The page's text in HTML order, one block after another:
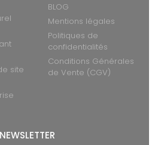
site
BLOG
Mentions légales
Politiques de
confidentialités
Conditions Générales
de Vente (CGV)
NEWSLETTER